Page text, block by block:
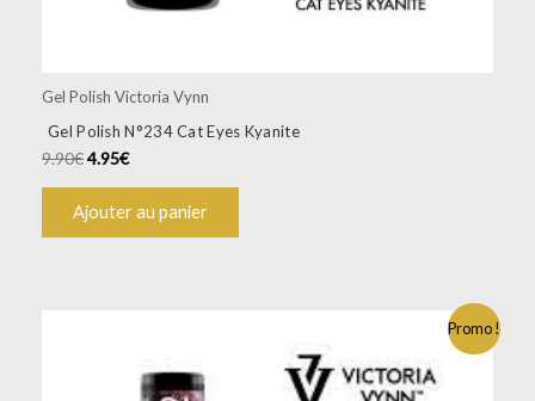
Gel Polish Victoria Vynn
Gel Polish N°234 Cat Eyes Kyanite
9.90€4.95€
Ajouter au panier
Promo !